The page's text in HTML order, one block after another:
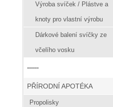
Výroba svíček / Plástve a
knoty pro vlastní výrobu
Dárkové balení svíčky ze
včelího vosku
------
PŘÍRODNÍ APOTÉKA
Propolisky